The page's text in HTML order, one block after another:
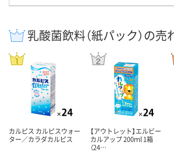
乳酸菌飲料（紙パック）の
カルピス カルピスウォー
ター／カラダカルピス
【アウトレット】エルビー
カルアップ 200ｍl 1箱
（24…